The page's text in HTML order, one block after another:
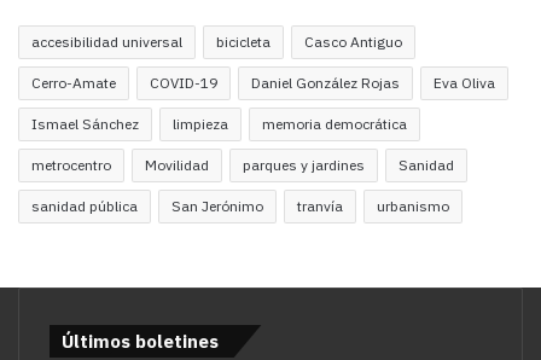
accesibilidad universal bicicleta Casco Antiguo
Cerro-Amate COVID-19 Daniel González Rojas Eva Oliva
Ismael Sánchez limpieza memoria democrática
metrocentro Movilidad parques y jardines Sanidad
sanidad pública San Jerónimo tranvía urbanismo
Últimos boletines